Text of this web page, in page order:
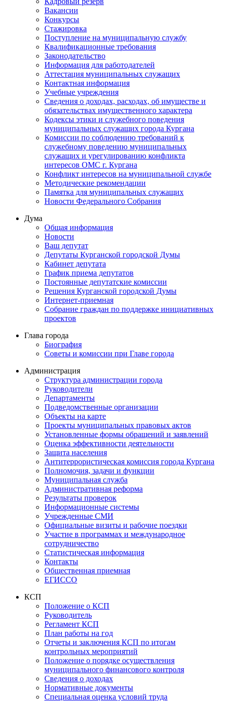
Вакансии
Конкурсы
Стажировка
Поступление на муниципальную службу
Квалификационные требования
Законодательство
Информация для работодателей
Аттестация муниципальных служащих
Контактная информация
Учебные учреждения
Сведения о доходах, расходах, об имуществе и
обязательствах имущественного характера
Кодексы этики и служебного поведения
муниципальных служащих города Кургана
Комиссии по соблюдению требований к
служебному поведению муниципальных
служащих и урегулированию конфликта
интересов ОМС г. Кургана
Конфликт интересов на муниципальной службе
Методические рекомендации
Памятка для муниципальных служащих
Новости Федерального Cобрания
Дума
Общая информация
Новости
Ваш депутат
Депутаты Курганской городской Думы
Кабинет депутата
График приема депутатов
Постоянные депутатские комиссии
Решения Курганской городской Думы
Интернет-приемная
Собрание граждан по поддержке инициативных
проектов
Глава города
Биография
Советы и комиссии при Главе города
Администрация
Структура администрации города
Руководители
Департаменты
Подведомственные организации
Объекты на карте
Проекты муниципальных правовых актов
Установленные формы обращений и заявлений
Оценка эффективности деятельности
Защита населения
Антитеррористическая комиссия города Кургана
Полномочия, задачи и функции
Муниципальная служба
Административная реформа
Результаты проверок
Информационные системы
Учрежденные СМИ
Официальные визиты и рабочие поездки
Участие в программах и международное
сотрудничество
Статистическая информация
Контакты
Общественная приемная
ЕГИССО
КСП
Положение о КСП
Руководитель
Регламент КСП
План работы на год
Отчеты и заключения КСП по итогам
контрольных мероприятий
Положение о порядке осуществления
муниципального финансового контроля
Сведения о доходах
Нормативные документы
Специальная оценка условий труда